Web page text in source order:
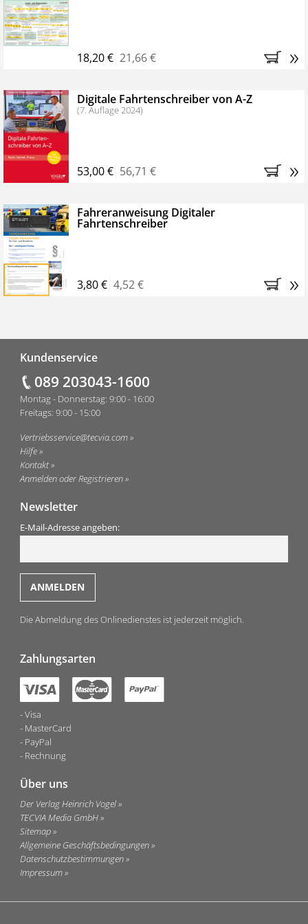
Bestellen Sie jetzt das VerkehrsRundschau Profipaket im
Kennenlern-Abo für zwei Monate (inkl. der derzeitig
Monaten brauchen Sie nichts weiter tun, das
Abonnement endet automatisch, es entstehen keine
weiteren Verpflichtungen.
18,20 € 21,66 € »
Digitale Fahrtenschreiber von A-Z
(7. Auflage 2024)
53,00 € 56,71 € »
Fahreranweisung Digitaler
Fahrtenschreiber
3,80 € 4,52 € »
Kundenservice
089 203043-1600
Montag - Donnerstag: 9:00 - 16:00
Freitags: 9:00 - 15:00
Vertriebsservice@tecvia.com
Hilfe
Kontakt
Anmelden oder Registrieren
Newsletter
E-Mail-Adresse angeben:
Die Abmeldung des Onlinedienstes ist jederzeit möglich.
Zahlungsarten
Visa
MasterCard
PayPal
Rechnung
Über uns
Der Verlag Heinrich Vogel
TECVIA Media GmbH
Sitemap
Allgemeine Geschäftsbedingungen
Datenschutzbestimmungen
Impressum